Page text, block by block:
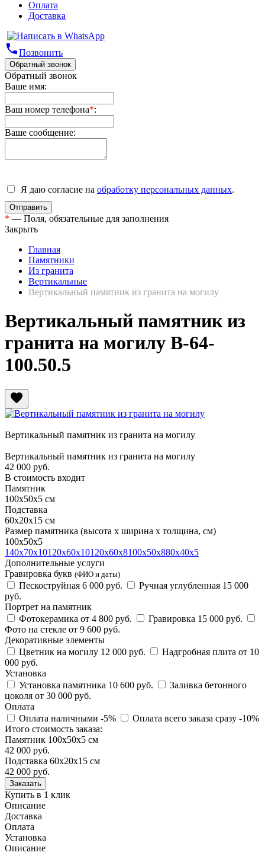
Оплата
Доставка
phoneПозвонить
Обратный звонок
Обратный звонок
Ваше имя:
Ваш номер телефона*:
Ваше сообщение:
Я даю согласие на обработку персональных данных.
* — Поля, обязательные для заполнения
Закрыть
Главная
Памятники
Из гранита
Вертикальные
Вертикальный памятник из гранита на могилу
Вертикальный памятник из
гранита на могилу В-64-
100.50.5
favorite
Вертикальный памятник из гранита на могилу
Вертикальный памятник из гранита на могилу
42 000 руб.
В стоимость входит
Памятник
100х50х5 см
Подставка
60х20х15 см
Размер памятника (высота х ширина х толщина, см)
100х50х5
140х70х10120х60х10120х60х8100х50х880х40х5
Дополнительные услуги
Гравировка букв (ФИО и даты)
Пескоструйная 6 000 руб. Ручная углубленная 15 000
руб.
Портрет на памятник
Фотокерамика от 4 800 руб. Гравировка 15 000 руб.
Фото на стекле от 9 600 руб.
Декоративные элементы
Цветник на могилу 12 000 руб. Надгробная плита от 10
000 руб.
Установка
Установка памятника 10 600 руб.
Заливка бетонного
цоколя от 30 000 руб.
Оплата
Оплата наличными -5% Оплата всего заказа сразу -10%
Итого стоимость заказа:
Памятник 100х50х5 см
42 000 руб.
Подставка 60х20х15 см
42 000 руб.
Купить в 1 клик
Описание
Доставка
Оплата
Установка
Описание